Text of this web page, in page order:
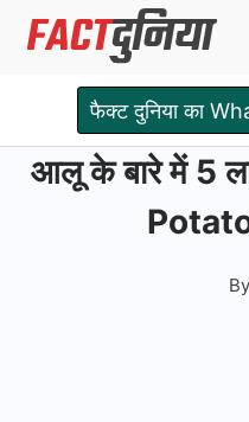
Skip
content
Fact
Dunia
फैक्ट दुनिया का
आलू के बारे में 5
By